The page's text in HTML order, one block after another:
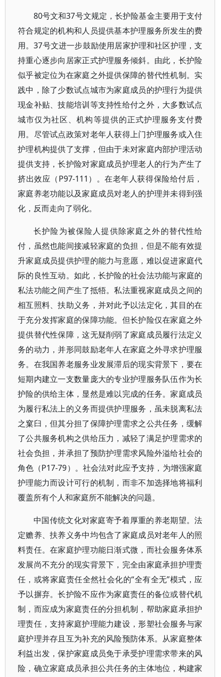
80号文和37号文规定，长护险基金主要用于支付
符合规定的机构和人员提供基本护理服务所发生的费
用。37号文进一步鼓励使用居家护理和社区护理，支
持重心逐步向居家正式护理服务倾斜。由此，长护险
似乎被定位为在家庭之外提供保障的替代性机制。实
践中，除了少数试点城市为家庭成员的护理行为提供
现金补贴、技能培训等支持性给付之外，大多数试点
城市仅为社区、机构等提供的正式护理服务支付费
用。尽管试点政策对老年人获得上门护理服务或入住
护理机构提供了支撑，但由于未对家庭内部护理活动
提供支持，长护险对家庭成员护理老人的行为产生了
挤出效应（P97-111）。在老年人获得保险给付后，
家庭养老功能以及家庭成员对老人的护理并未得到强
化，反而走向了弱化。
长护险为被保险人提供除家庭之外的替代性给
付，虽然也能间接减轻家庭的负担，但是不能有效提
升家庭成员提供护理的能力与意愿，难以促进家庭代
际的良性互动。如此，长护险的社会法功能与家庭的
私法功能之间产生了抵牾。私法重视家庭成员之间的
相互照料、扶助义务，并对此予以法定化，其目的在
于充分发挥家庭的保障功能。但长护险仅在家庭之外
提供替代性保障，这无疑削弱了家庭成员履行法定义
务的动力，并形同鼓励老年人在家庭之外寻求护理服
务。在我国养老服务业发展滞后的现实背景下，要在
短期内建立一支数量庞大的专业护理服务队伍作为长
护险的供给主体，显然是难以完成的任务。家庭成员
为履行私法上的义务而提供护理服务，虽未脱离私法
之窠臼，但其分担了保障护理需求之公共任务，缓解
了公共服务机构之供给压力，减轻了满足护理需求的
社会负担，并承担了预防护理需求风险外溢给社会的
角色（P17-79）。社会法对此应予支持，为增强家庭
护理能力而设计可行的机制，而非不加选择地将福利
覆盖所有个人和家庭所不能解决的问题。
中国传统文化对家庭寄予着厚重的养老期望。法
定赡养、扶养义务中均包含了家庭成员对老年人的照
料责任。在家庭护理功能日渐式微，而社会服务体系
发展尚不充分的现实背景下，完全由家庭承担护理责
任，或将家庭责任全然社会化的“全有全无”模式，应
予以摒弃。长护险不应作为家庭责任的备位或替代机
制，而应成为家庭责任的分担机制，帮助家庭承担护
理责任，支持家庭护理能力建设，形塑社会服务与家
庭护理并存且互为补充的风险预防体系。从家庭整体
利益出发，保护家庭成员免于承受护理需求带来的风
险，确立家庭成员承担公共任务的主体地位，构建家